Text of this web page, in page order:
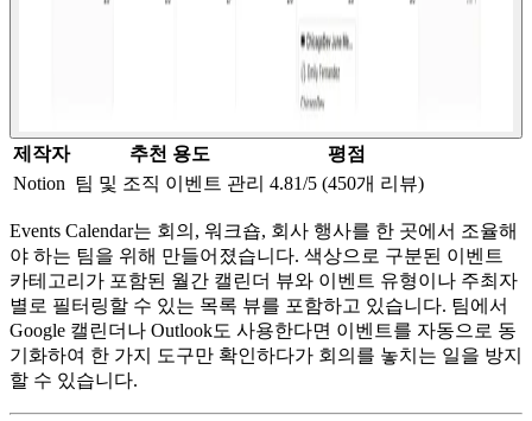
제작자 추천 용도
평점
Notion 팀 및 조직 이벤트 관리 4.81/5 (450개 리뷰)
Events Calendar는 회의, 워크숍, 회사 행사를 한 곳에서 조율해
야 하는 팀을 위해 만들어졌습니다. 색상으로 구분된 이벤트
카테고리가 포함된 월간 캘린더 뷰와 이벤트 유형이나 주최자
별로 필터링할 수 있는 목록 뷰를 포함하고 있습니다. 팀에서
Google 캘린더나 Outlook도 사용한다면 이벤트를 자동으로 동
기화하여 한 가지 도구만 확인하다가 회의를 놓치는 일을 방지
할 수 있습니다.